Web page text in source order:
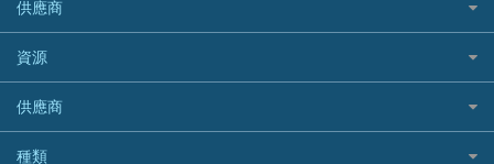
PrimeCredit 安信信貸
Promise 邦民日本財務
Rabbit Credit月兔信貸
Standard Chartered 渣打銀行
UA 亞洲聯合財務
酒店信用卡
東亞銀行
SIM
Airwallex信用卡
年金資訊
樓宇火險
越南旅遊保險及資訊
澳洲旅遊保險及資訊
長者嘆世界
家庭親子遊
Avo
中國銀行
Bolttech 保特
Blue Cross 藍十字
中國平安
Allianz安聯汽車保險
bolttech保障汽車保險
Zurich蘇黎世汽車保險
QBE昆士蘭汽車保險
平安汽車保險
IB盈透證券
老虎證券
uSMART 盈立證券
華盛証券
供應商
富途牛牛好唔好？
Webull微牛證券好唔好？
Longbridge長橋證券好唔好？
老虎證券好唔好？
資源
股票戶口開戶
證券行邊間好？
供應商
銀行戶口比較
種類